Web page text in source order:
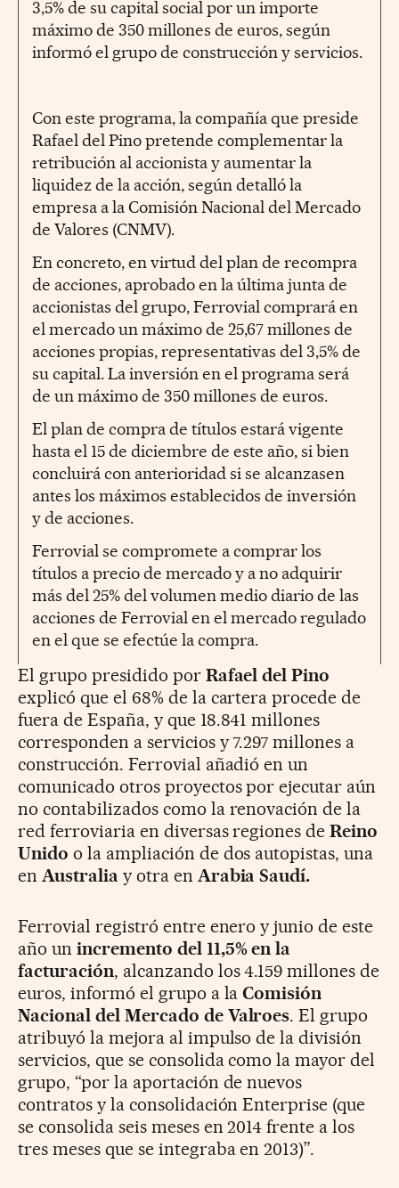
3,5% de su capital social por un importe
máximo de 350 millones de euros, según
informó el grupo de construcción y servicios.
Con este programa, la compañía que preside
Rafael del Pino pretende complementar la
retribución al accionista y aumentar la
liquidez de la acción, según detalló la
empresa a la Comisión Nacional del Mercado
de Valores (CNMV).
En concreto, en virtud del plan de recompra
de acciones, aprobado en la última junta de
accionistas del grupo, Ferrovial comprará en
el mercado un máximo de 25,67 millones de
acciones propias, representativas del 3,5% de
su capital. La inversión en el programa será
de un máximo de 350 millones de euros.
El plan de compra de títulos estará vigente
hasta el 15 de diciembre de este año, si bien
concluirá con anterioridad si se alcanzasen
antes los máximos establecidos de inversión
y de acciones.
Ferrovial se compromete a comprar los
títulos a precio de mercado y a no adquirir
más del 25% del volumen medio diario de las
acciones de Ferrovial en el mercado regulado
en el que se efectúe la compra.
El grupo presidido porRafael del Pino
explicó que el 68% de la cartera procede de
fuera de España, y que 18.841 millones
corresponden a servicios y 7.297 millones a
construcción. Ferrovial añadió en un
comunicado otros proyectos por ejecutar aún
no contabilizados como la renovación de la
red ferroviaria en diversas regiones deReino
Unido o la ampliación de dos autopistas, una
en Australia y otra en Arabia Saudí.
Ferrovial registró entre enero y junio de este
año un incremento del 11,5% en la
facturación, alcanzando los 4.159 millones de
euros, informó el grupo a laComisión
Nacional del Mercado de Valroes. El grupo
atribuyó la mejora al impulso de la división
servicios, que se consolida como la mayor del
grupo, “por la aportación de nuevos
contratos y la consolidación Enterprise (que
se consolida seis meses en 2014 frente a los
tres meses que se integraba en 2013)”.